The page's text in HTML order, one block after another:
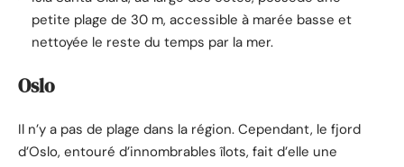
petite plage de 30 m, accessible à marée basse et
nettoyée le reste du temps par la mer.
Oslo
Il n’y a pas de plage dans la région. Cependant, le fjord
d’Oslo, entouré d’innombrables îlots, fait d’elle une